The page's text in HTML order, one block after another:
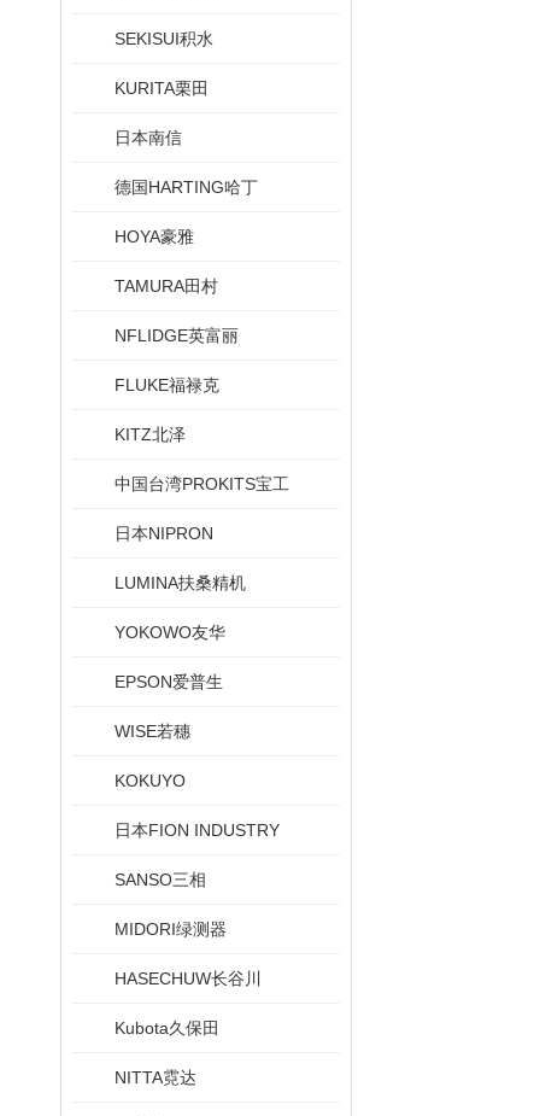
SEKISUI积水
KURITA栗田
日本南信
德国HARTING哈丁
HOYA豪雅
TAMURA田村
NFLIDGE英富丽
FLUKE福禄克
KITZ北泽
中国台湾PROKITS宝工
日本NIPRON
LUMINA扶桑精机
YOKOWO友华
EPSON爱普生
WISE若穗
KOKUYO
日本FION INDUSTRY
SANSO三相
MIDORI绿测器
HASECHUW长谷川
Kubota久保田
NITTA霓达